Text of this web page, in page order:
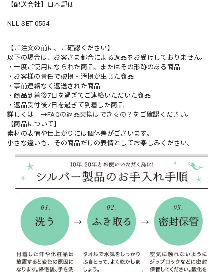
【配送会社】日本郵便
NLL-SET-0554
【ご注文の前に、ご確認ください】
以下の場合は、お客さま都合による返品をお受けしておりません。
・一度ご使用になられた商品、またはその形跡のある商品
・お客様の責任で破損・汚損が生じた商品
・事前連絡なく返送された商品
・商品到着後7日を過ぎてご連絡いただいた商品
・返品受付後7日を過ぎて到着した商品
詳しくは →FAQの返品交換はできるの？ をご確認ください。
【商品について】
素材の表情や仕上がりには個体差がございます。
小さな違いも、その商品だけの表情としてお楽しみください。